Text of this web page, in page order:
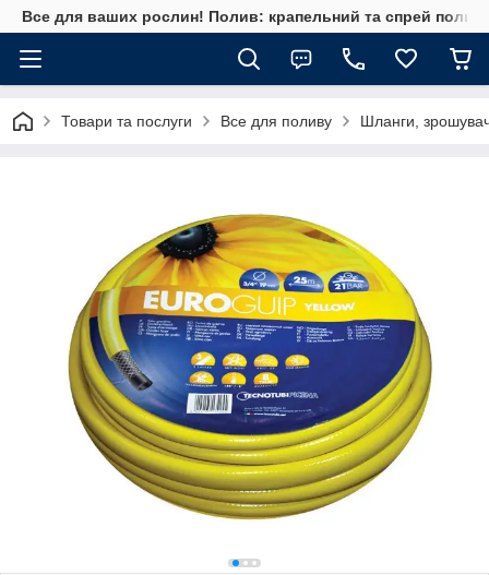
Все для ваших рослин! Полив: крапельний та спрей полив,
Товари та послуги Все для поливу Шланги,